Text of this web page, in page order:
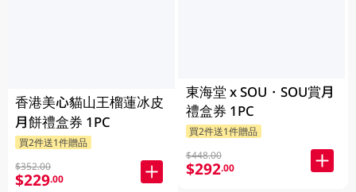
香港美心貓山王榴蓮冰皮
月餅禮盒券 1PC
買2件送1件贈品
$352.00
$229.00
東海堂 x SOU・SOU賞月
禮盒券 1PC
買2件送1件贈品
$448.00
$292.00